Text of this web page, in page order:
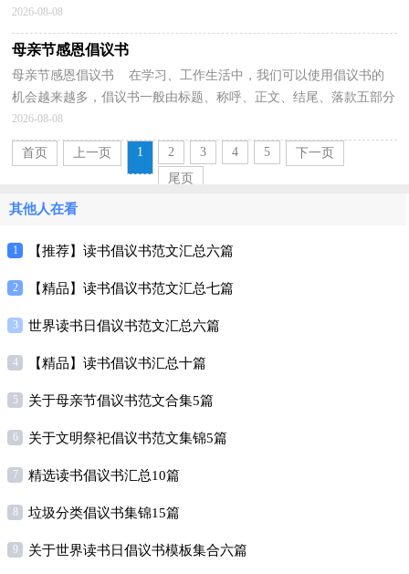
议的目的。写起倡议书来就毫无头绪？下面是小编为...
2026-08-08
母亲节感恩倡议书
母亲节感恩倡议书 在学习、工作生活中，我们可以使用倡议书的
机会越来越多，倡议书一般由标题、称呼、正文、结尾、落款五部分
组成。还是对倡议书一筹莫展吗？以下是小编为大家...
2026-08-08
首页 上一页 1 2 3 4 5
下一页
尾页
其他人在看
1 【推荐】读书倡议书范文汇总六篇
2 【精品】读书倡议书范文汇总七篇
3 世界读书日倡议书范文汇总六篇
4 【精品】读书倡议书汇总十篇
5 关于母亲节倡议书范文合集5篇
6 关于文明祭祀倡议书范文集锦5篇
7 精选读书倡议书汇总10篇
8 垃圾分类倡议书集锦15篇
9 关于世界读书日倡议书模板集合六篇